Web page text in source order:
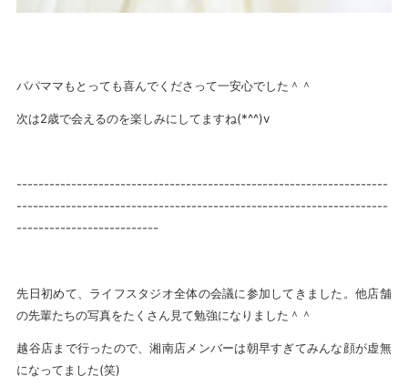
パパママもとっても喜んでくださって一安心でした＾＾
次は2歳で会えるのを楽しみにしてますね(*^^)v
--------------------------------------------------------------------
--------------------------------------------------------------------
--------------------------
先日初めて、ライフスタジオ全体の会議に参加してきました。他店舗
の先輩たちの写真をたくさん見て勉強になりました＾＾
越谷店まで行ったので、湘南店メンバーは朝早すぎてみんな顔が虚無
になってました(笑)